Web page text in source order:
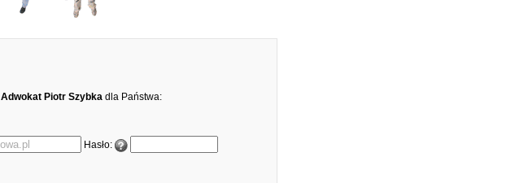
Piotr Szybka dla Państwa:
Hasło: